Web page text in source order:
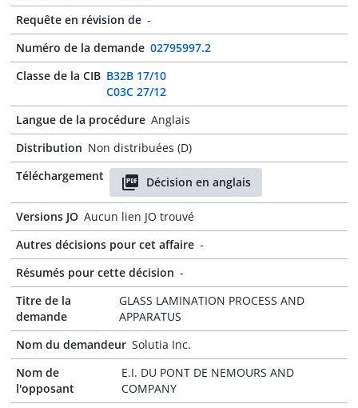
Requête en révision de -
Numéro de la demande 02795997.2
Classe de la CIB B32B 17/10
C03C 27/12
Langue de la procédure Anglais
Distribution Non distribuées (D)
Téléchargement
Décision en anglais
Versions JO Aucun lien JO trouvé
Autres décisions pour cet affaire -
Résumés pour cette décision -
Titre de la
demande
GLASS LAMINATION PROCESS AND
APPARATUS
Nom du demandeur Solutia Inc.
Nom de
l'opposant
E.I. DU PONT DE NEMOURS AND
COMPANY